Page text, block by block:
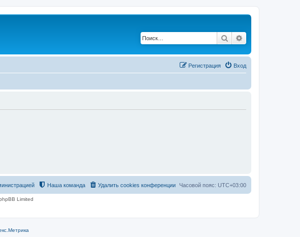
Поиск
Вход
Регистрация
Часовой пояс: UTC+03:00
Удалить cookies конференции
Наша команда
Limited